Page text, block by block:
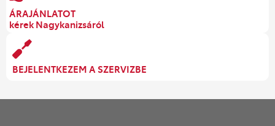
ÁRAJÁNLATOT
kérek Nagykanizsáról
BEJELENTKEZEM A SZERVIZBE